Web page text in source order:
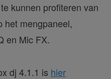
kunnen profiteren van
het mengpaneel,
en Mic FX.
dj 4.1.1 is hier